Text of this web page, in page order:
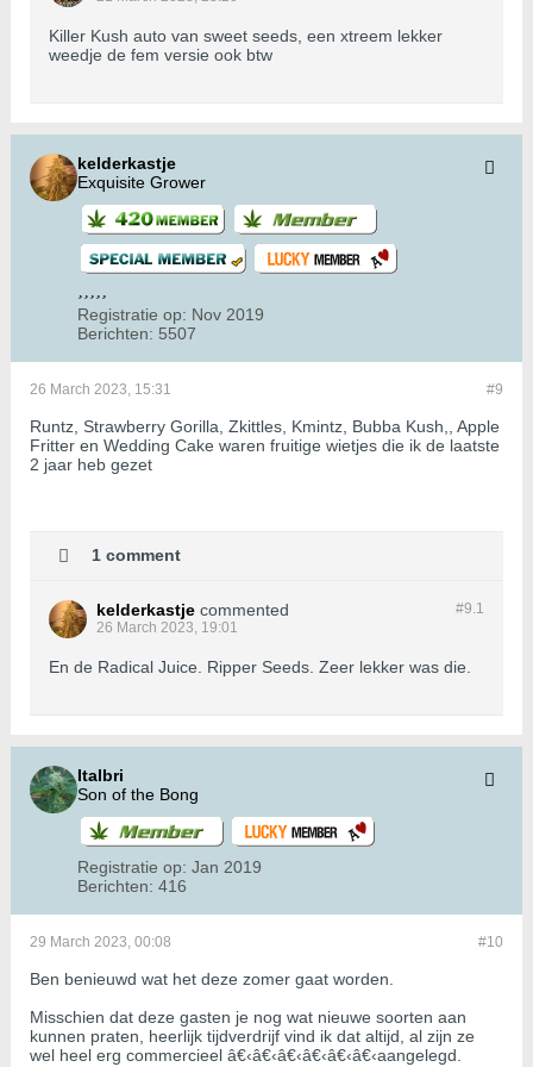
Killer Kush auto van sweet seeds, een xtreem lekker
weedje de fem versie ook btw
kelderkastje
Exquisite Grower
Registratie op: Nov 2019
Berichten: 5507
#9
26 March 2023, 15:31
Runtz, Strawberry Gorilla, Zkittles, Kmintz, Bubba Kush,, Apple
Fritter en Wedding Cake waren fruitige wietjes die ik de laatste
2 jaar heb gezet
1 comment
#9.1
kelderkastje commented
26 March 2023, 19:01
En de Radical Juice. Ripper Seeds. Zeer lekker was die.
Italbri
Son of the Bong
Registratie op: Jan 2019
Berichten: 416
#10
29 March 2023, 00:08
Ben benieuwd wat het deze zomer gaat worden.
Misschien dat deze gasten je nog wat nieuwe soorten aan
kunnen praten, heerlijk tijdverdrijf vind ik dat altijd, al zijn ze
wel heel erg commercieel â€‹â€‹â€‹â€‹â€‹â€‹aangelegd.